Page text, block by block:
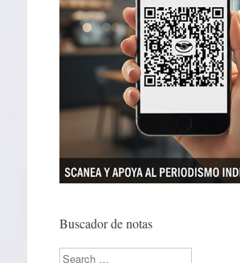
Buscador de notas
Search